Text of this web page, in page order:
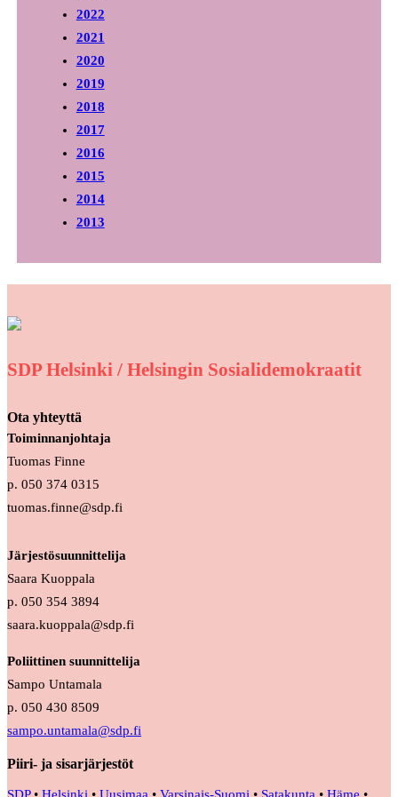
2022
2021
2020
2019
2018
2017
2016
2015
2014
2013
SDP Helsinki / Helsingin Sosialidemokraatit
Ota yhteyttä
Toiminnanjohtaja
Tuomas Finne
p. 050 374 0315
tuomas.finne@sdp.fi
Järjestösuunnittelija
Saara Kuoppala
p. 050 354 3894
saara.kuoppala@sdp.fi
Poliittinen suunnittelija
Sampo Untamala
p. 050 430 8509
sampo.untamala@sdp.fi
Piiri- ja sisarjärjestöt